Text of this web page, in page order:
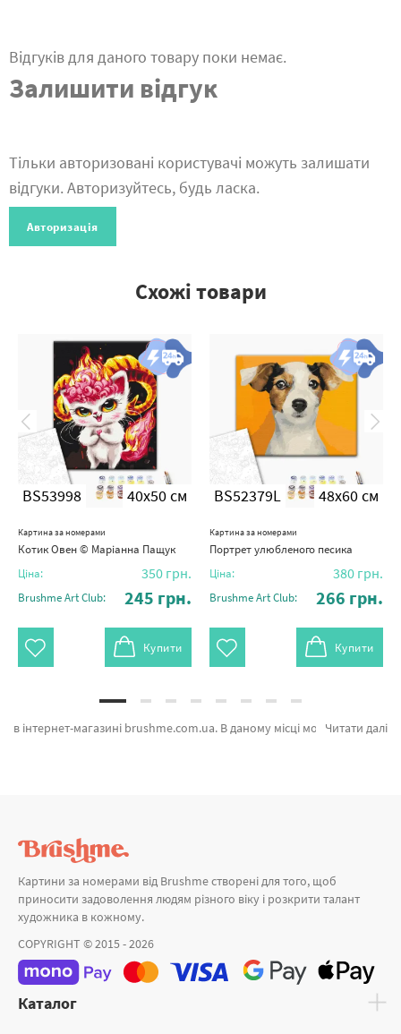
Відгуків для даного товару поки немає.
Залишити відгук
Тільки авторизовані користувачі можуть залишати
відгуки. Авторизуйтесь, будь ласка.
Авторизація
Схожі товари
BS53998 40x50 см
Картина за номерами
Котик Овен © Маріанна Пащук
Ціна: 350 грн.
Brushme Art Club: 245 грн.
Купити
BS52379L 48x60 см
Картина за номерами
Портрет улюбленого песика
Ціна: 380 грн.
Brushme Art Club: 266 грн.
Купити
Читати далі
в інтернет-магазині brushme.com.ua. В даному місці можна легко замовити Картина за номерами Акварельная зебра від признаного бренду Brushme який надихає дизайном. Будь-який товар з каталогу «» сертифікований та підтверджений досвідом клієнтів. Коні на узбережжі, Осідланий захід сонця и Пісочний слон а также хороший вибір продукції за цікавими цінами. Оформлюючи замовлення Лавандове поле та картина за номерами морська миттєво відправимо в Вінницю або інші області. Ромашки або картини за номерами brushme, замовляйте прямо зараз!
Картини за номерами від Brushme створені для того, щоб
приносити задоволення людям різного віку і розкрити талант
художника в кожному.
COPYRIGHT © 2015 - 2026
Каталог